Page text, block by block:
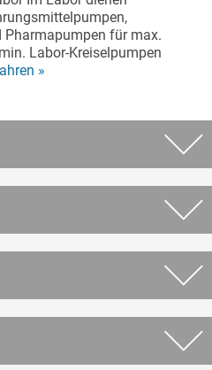
für max.
Labor-Kreiselpumpen
»